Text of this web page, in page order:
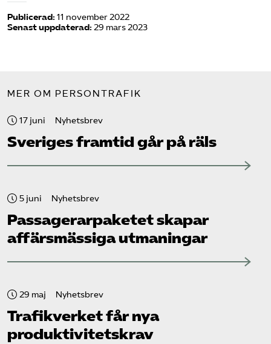
Publicerad: 11 november 2022
Senast uppdaterad: 29 mars 2023
MER OM PERSONTRAFIK
17 juni Nyhetsbrev
Sveriges framtid går på räls
5 juni Nyhetsbrev
Passagerarpaketet skapar
affärsmässiga utmaningar
29 maj Nyhetsbrev
Trafikverket får nya
produktivitetskrav